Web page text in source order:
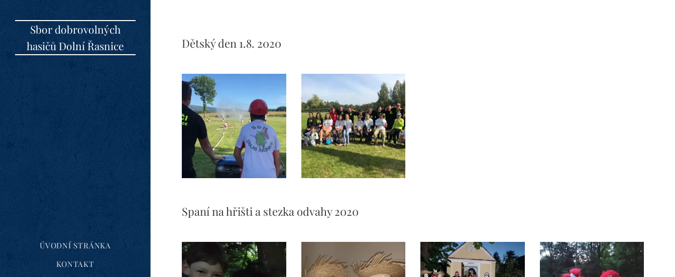
Sbor dobrovolných
hasičů Dolní Řasnice
ÚVODNÍ STRÁNKA
KONTAKT
Dětský den 1.8. 2020
Spaní na hřišti a stezka odvahy 2020